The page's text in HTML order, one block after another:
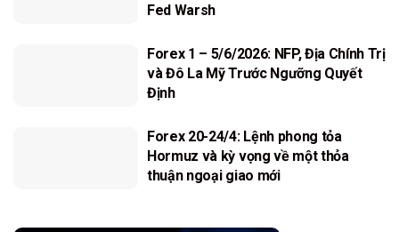
Fed Warsh
Forex 1 – 5/6/2026: NFP, Địa Chính Trị
và Đô La Mỹ Trước Ngưỡng Quyết
Định
Forex 20-24/4: Lệnh phong tỏa
Hormuz và kỳ vọng về một thỏa
thuận ngoại giao mới